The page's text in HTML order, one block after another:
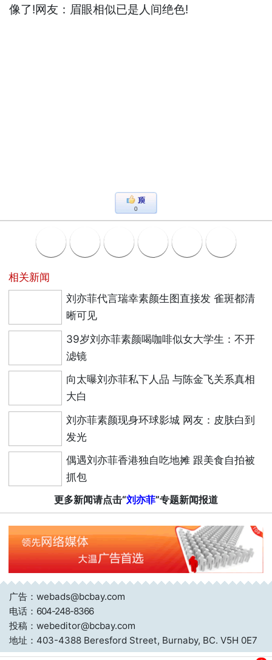
像了!网友：眉眼相似已是人间绝色!
0
相关新闻
刘亦菲代言瑞幸素颜生图直接发 雀斑都清
晰可见
39岁刘亦菲素颜喝咖啡似女大学生：不开
滤镜
向太曝刘亦菲私下人品 与陈金飞关系真相
大白
刘亦菲素颜现身环球影城 网友：皮肤白到
发光
偶遇刘亦菲香港独自吃地摊 跟美食自拍被
抓包
更多新闻请点击“刘亦菲”专题新闻报道
广告：webads@bcbay.com
电话： 604-248-8366
投稿：webeditor@bcbay.com
地址：403-4388 Beresford Street, Burnaby, BC. V5H 0E7